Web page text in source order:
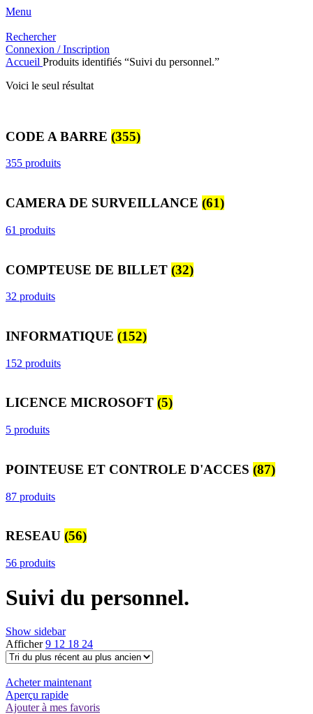
Menu
Rechercher
Connexion / Inscription
Accueil Produits identifiés “Suivi du personnel.”
Voici le seul résultat
CODE A BARRE (355)
355 produits
CAMERA DE SURVEILLANCE (61)
61 produits
COMPTEUSE DE BILLET (32)
32 produits
INFORMATIQUE (152)
152 produits
LICENCE MICROSOFT (5)
5 produits
POINTEUSE ET CONTROLE D'ACCES (87)
87 produits
RESEAU (56)
56 produits
Suivi du personnel.
Show sidebar
Afficher9 12 18 24
Acheter maintenant
Aperçu rapide
Ajouter à mes favoris